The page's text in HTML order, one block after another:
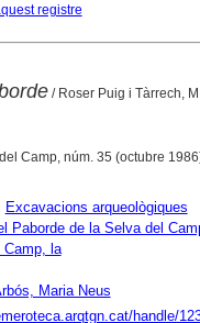
registre
/ Roser Puig i Tàrrech,
Camp, núm. 35 (octubre
Excavacions arqueològiques
Paborde de la Selva del
Camp, la
Maria Neus
handle/